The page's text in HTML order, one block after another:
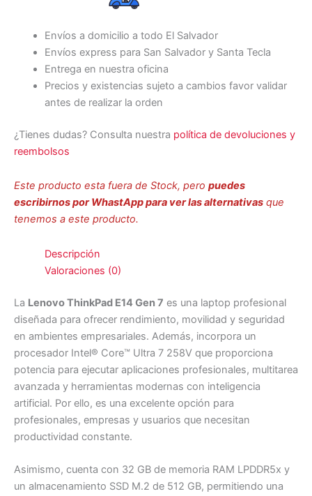
Envíos a domicilio a todo El Salvador
Envíos express para San Salvador y Santa Tecla
Entrega en nuestra oficina
Precios y existencias sujeto a cambios favor validar
antes de realizar la orden
¿Tienes dudas? Consulta nuestra política de devoluciones y
reembolsos
Este producto esta fuera de Stock, pero puedes
escribirnos por WhastApp para ver las alternativas que
tenemos a este producto.
Descripción
Valoraciones (0)
La Lenovo ThinkPad E14 Gen 7 es una laptop profesional
diseñada para ofrecer rendimiento, movilidad y seguridad
en ambientes empresariales. Además, incorpora un
procesador Intel® Core™ Ultra 7 258V que proporciona
potencia para ejecutar aplicaciones profesionales, multitarea
avanzada y herramientas modernas con inteligencia
artificial. Por ello, es una excelente opción para
profesionales, empresas y usuarios que necesitan
productividad constante.
Asimismo, cuenta con 32 GB de memoria RAM LPDDR5x y
un almacenamiento SSD M.2 de 512 GB, permitiendo una